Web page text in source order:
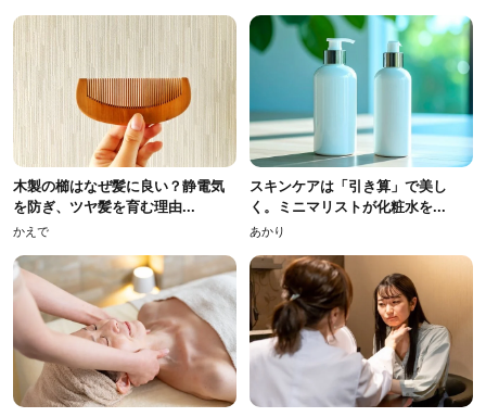
木製の櫛はなぜ髪に良い？静電気
を防ぎ、ツヤ髪を育む理由...
かえで
スキンケアは「引き算」で美し
く。ミニマリストが化粧水を...
あかり